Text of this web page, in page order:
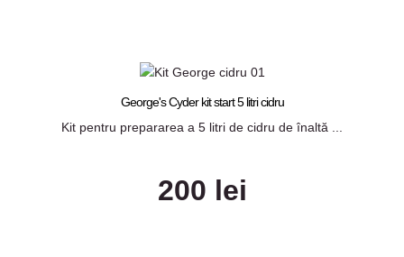
George's Cyder kit start 5 litri cidru
Kit pentru prepararea a 5 litri de cidru de înaltă ...
200 lei